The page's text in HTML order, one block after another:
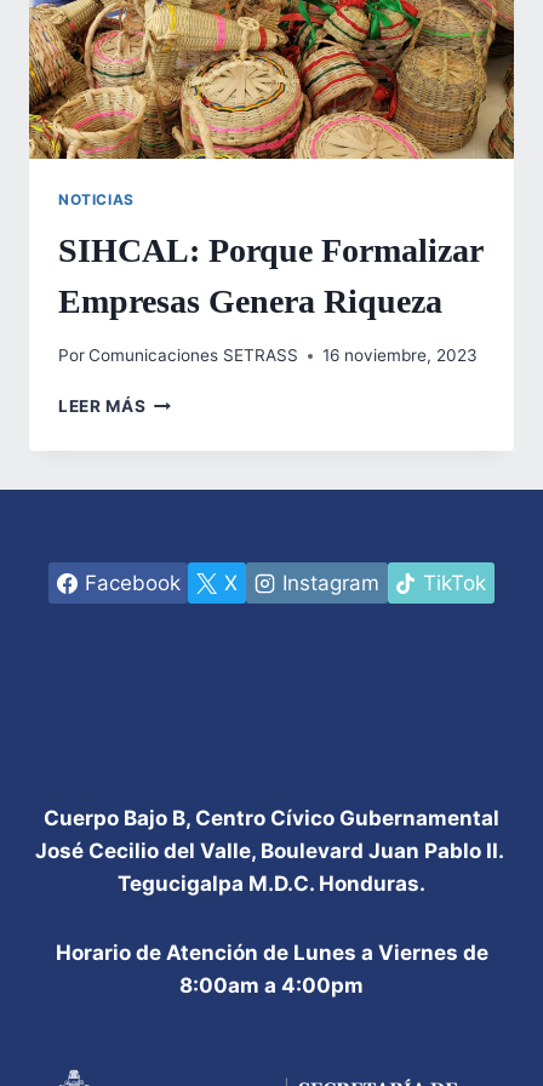
NOTICIAS
SIHCAL: Porque Formalizar
Empresas Genera Riqueza
PorComunicaciones SETRASS 16 noviembre, 2023
LEER MÁS SIHCAL:
FORMALIZAR
Facebook X Instagram TikTok
Cuerpo Bajo B, Centro Cívico Gubernamental
José Cecilio del Valle, Boulevard Juan Pablo II.
Tegucigalpa M.D.C. Honduras.
Horario de Atención de Lunes a Viernes de
8:00am a 4:00pm